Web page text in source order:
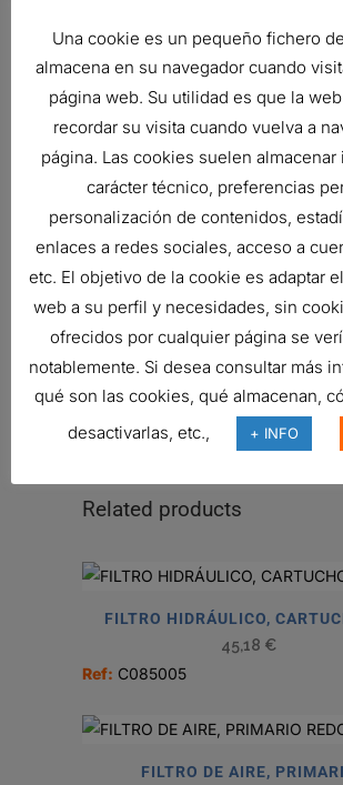
SERVICES
DAIMLER 20947004
MERCEDES-
BENZ
20947004
BOSCH-
REXROTH
1457429883
CROSLAND 9670
Related products
FILTRO HIDRÁULICO,
45,18 €
Ref: C085005
FILTRO DE AIRE,
Una cookie es un pequeño fichero
almacena en su navegador cuando
página web. Su utilidad es que la
recordar su visita cuando vuelva a
página. Las cookies suelen
carácter técnico, preferencias
personalización de contenidos,
enlaces a redes sociales, acceso a
etc. El objetivo de la cookie es adaptar
web a su perfil y necesidades, sin
ofrecidos por cualquier página se
notablemente. Si desea consultar más
qué son las cookies, qué almacenan,
desactivarlas, etc.,
+ INFO